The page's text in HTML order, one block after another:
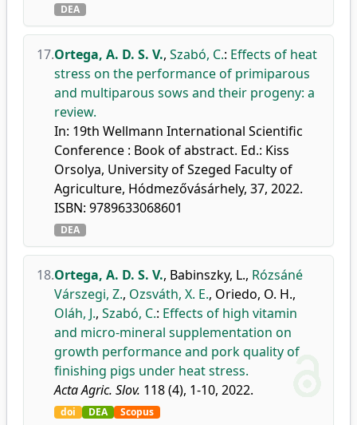
DEA
17.Ortega, A. D. S. V., Szabó, C.: Effects of heat
stress on the performance of primiparous
and multiparous sows and their progeny: a
review.
In: 19th Wellmann International Scientific
Conference : Book of abstract. Ed.: Kiss
Orsolya, University of Szeged Faculty of
Agriculture, Hódmezővásárhely, 37, 2022.
ISBN: 9789633068601
DEA
18.Ortega, A. D. S. V., Babinszky, L., Rózsáné
Várszegi, Z., Ozsváth, X. E., Oriedo, O. H.,
Oláh, J., Szabó, C.: Effects of high vitamin
and micro-mineral supplementation on
growth performance and pork quality of
finishing pigs under heat stress.
Acta Agric. Slov. 118 (4), 1-10, 2022.
doi DEA Scopus